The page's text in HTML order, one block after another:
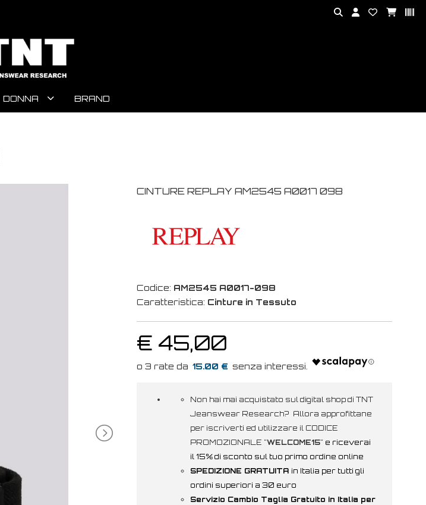
DONNA BRAND
CINTURE REPLAY AM2545 A0017 098
Codice: AM2545 A0017-098
Caratteristica: Cinture in Tessuto
€ 45,00
15.00 €
Non hai mai acquistato sul digital shop di TNT
Jeanswear Research? Allora approfittane
per iscriverti ed utilizzare il CODICE
PROMOZIONALE "WELCOME15" e riceverai
il 15% di sconto sul tuo primo ordine online
SPEDIZIONE GRATUITA in Italia per tutti gli
ordini superiori a 30 euro
Servizio Cambio Taglia Gratuito in Italia per